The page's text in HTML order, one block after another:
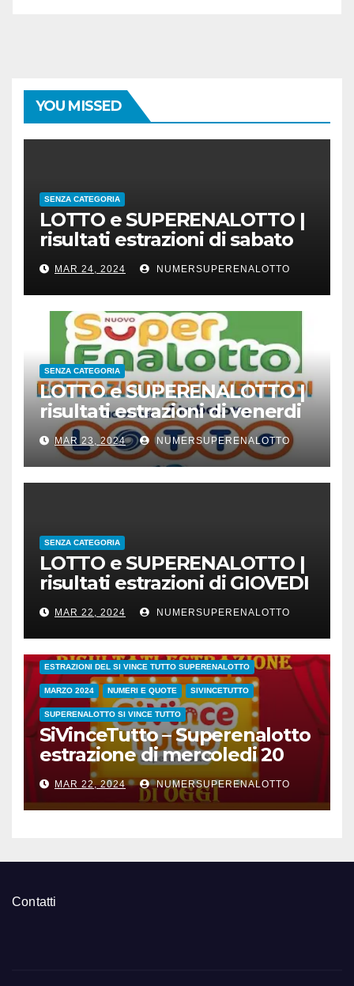
YOU MISSED
SENZA CATEGORIA
LOTTO e SUPERENALOTTO |
risultati estrazioni di sabato
23 marzo 2024
MAR 24, 2024 NUMERSUPERENALOTTO
SENZA CATEGORIA
LOTTO e SUPERENALOTTO |
risultati estrazioni di venerdi
22 marzo 2024
MAR 23, 2024 NUMERSUPERENALOTTO
SENZA CATEGORIA
LOTTO e SUPERENALOTTO |
risultati estrazioni di GIOVEDI
21 marzo 2024
MAR 22, 2024 NUMERSUPERENALOTTO
CONC.212 MERCOLEDI 20 MARZO 2024
ESTRAZIONI DEL SI VINCE TUTTO SUPERENALOTTO
MARZO 2024 NUMERI E QUOTE SIVINCETUTTO
SUPERENALOTTO SI VINCE TUTTO
SiVinceTutto – Superenalotto
estrazione di mercoledi 20
marzo 2024 numeri vincenti
e quote
MAR 22, 2024 NUMERSUPERENALOTTO
Contatti